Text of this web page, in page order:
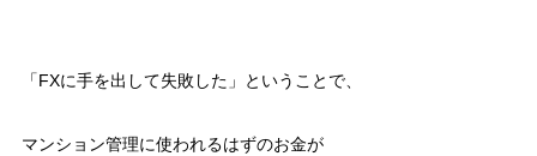
「FXに手を出して失敗した」ということで、
マンション管理に使われるはずのお金が